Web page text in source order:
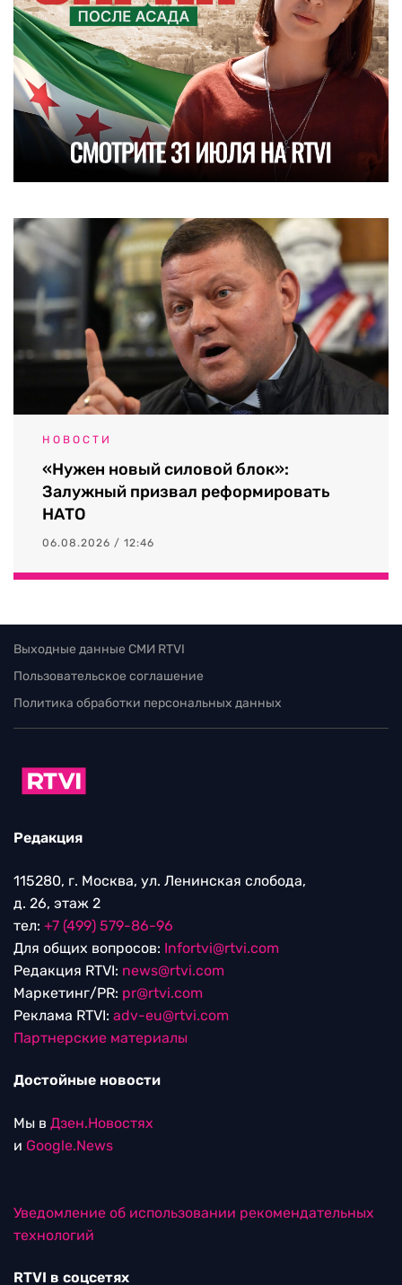
НОВОСТИ
«Нужен новый силовой блок»:
Залужный призвал реформировать
НАТО
06.08.2026 / 12:46
Выходные данные СМИ RTVI
Пользовательское соглашение
Политика обработки персональных данных
Редакция
115280, г. Москва, ул. Ленинская слобода,
д. 26, этаж 2
тел: +7 (499) 579-86-96
Для общих вопросов: Infortvi@rtvi.com
Редакция RTVI: news@rtvi.com
Маркетинг/PR: pr@rtvi.com
Реклама RTVI: adv-eu@rtvi.com
Партнерские материалы
Достойные новости
Мы в Дзен.Новостях
и Google.News
Уведомление об использовании рекомендательных
технологий
RTVI в соцсетях